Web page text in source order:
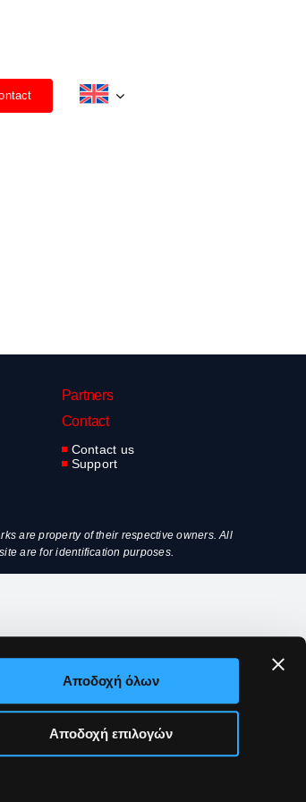
Αποδοχή όλων
Αποδοχή επιλογών
Partners
Contact
Contact us
Support
are property of their respective owners. All
are for identification purposes.